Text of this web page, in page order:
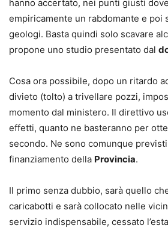
hanno accertato, nei punti giusti
empiricamente un rabdomante e poi
geologi. Basta quindi solo scavare
propone uno studio presentato dal
Cosa ora possibile, dopo un ritardo
divieto (tolto) a trivellare pozzi,
momento dal ministero. Il direttivo
effetti, quanto ne basteranno per
secondo. Ne sono comunque
finanziamento della Provincia.
Il primo senza dubbio, sarà quello
caricabotti e sarà collocato nelle
servizio indispensabile, cessato